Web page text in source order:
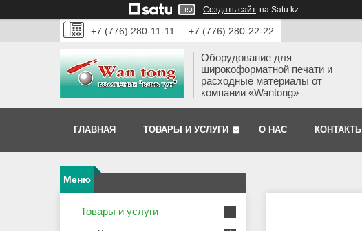
Создать сайт на Satu.kz
+7 (776) 280-11-11 +7 (776) 280-22-22
Оборудование для
широкоформатной печати и
расходные материалы от
компании «Wantong»
ГЛАВНАЯ ТОВАРЫ И УСЛУГИ О НАС КОНТАКТЫ
Товары и услуги